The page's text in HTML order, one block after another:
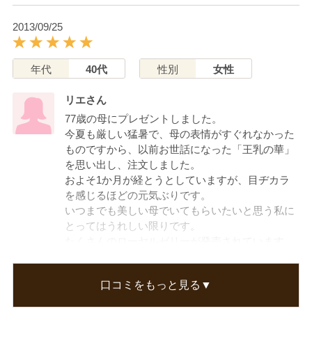
2013/09/25
年代 40代 性別 女性
リエさん
77歳の母にプレゼントしました。
今夏も厳しい猛暑で、母の表情がすぐれなかった
ものですから、以前お世話になった「王乳の華」
を思い出し、注文しました。
およそ1か月が経とうとしていますが、目ヂカラ
を感じるほどの元気ぶりです。
いつまでも美しい母でいてもらいたいと思う私に
とってはうれしい限りです。
・・・でも私自身のローヤルゼリーは価格との折
口コミをもっと見る▼